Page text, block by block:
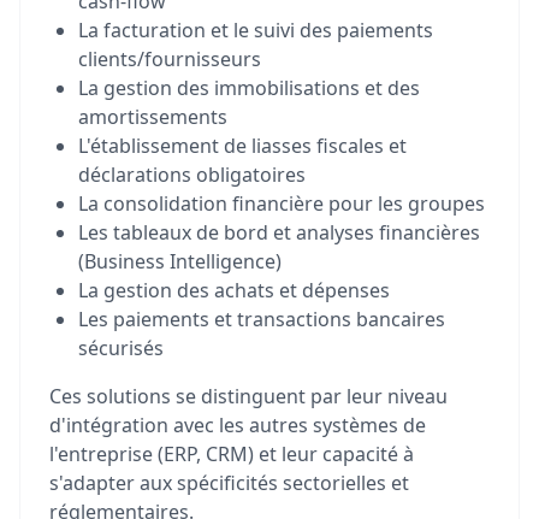
La facturation et le suivi des paiements
clients/fournisseurs
La gestion des immobilisations et des
amortissements
L'établissement de liasses fiscales et
déclarations obligatoires
La consolidation financière pour les groupes
Les tableaux de bord et analyses financières
(Business Intelligence)
La gestion des achats et dépenses
Les paiements et transactions bancaires
sécurisés
Ces solutions se distinguent par leur niveau
d'intégration avec les autres systèmes de
l'entreprise (ERP, CRM) et leur capacité à
s'adapter aux spécificités sectorielles et
réglementaires.